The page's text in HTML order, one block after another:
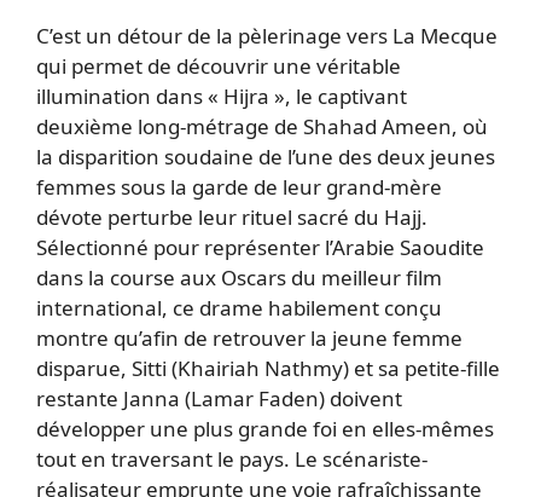
C’est un détour de la pèlerinage vers La Mecque
qui permet de découvrir une véritable
illumination dans « Hijra », le captivant
deuxième long-métrage de Shahad Ameen, où
la disparition soudaine de l’une des deux jeunes
femmes sous la garde de leur grand-mère
dévote perturbe leur rituel sacré du Hajj.
Sélectionné pour représenter l’Arabie Saoudite
dans la course aux Oscars du meilleur film
international, ce drame habilement conçu
montre qu’afin de retrouver la jeune femme
disparue, Sitti (Khairiah Nathmy) et sa petite-fille
restante Janna (Lamar Faden) doivent
développer une plus grande foi en elles-mêmes
tout en traversant le pays. Le scénariste-
réalisateur emprunte une voie rafraîchissante